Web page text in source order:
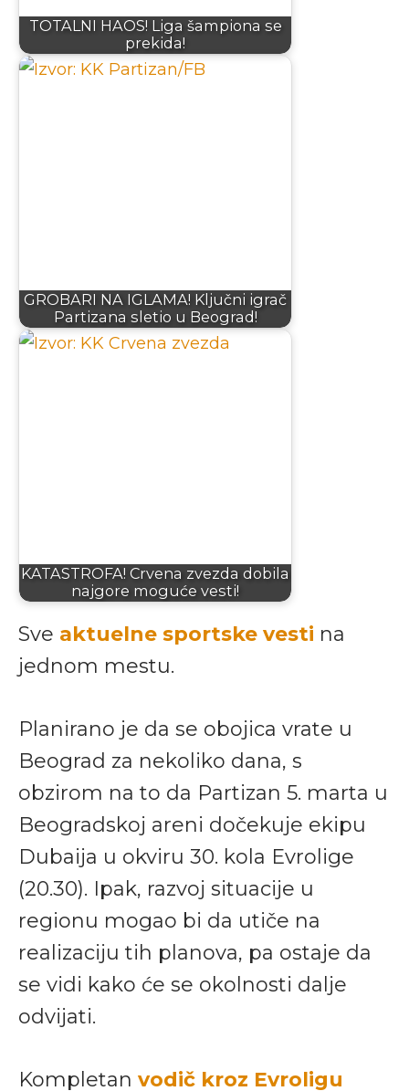
TOTALNI HAOS! Liga šampiona se
prekida!
GROBARI NA IGLAMA! Ključni igrač
Partizana sletio u Beograd!
KATASTROFA! Crvena zvezda dobila
najgore moguće vesti!
Sve aktuelne sportske vesti na
jednom mestu.
Planirano je da se obojica vrate u
Beograd za nekoliko dana, s
obzirom na to da Partizan 5. marta u
Beogradskoj areni dočekuje ekipu
Dubaija u okviru 30. kola Evrolige
(20.30). Ipak, razvoj situacije u
regionu mogao bi da utiče na
realizaciju tih planova, pa ostaje da
se vidi kako će se okolnosti dalje
odvijati.
Kompletan vodič kroz Evroligu